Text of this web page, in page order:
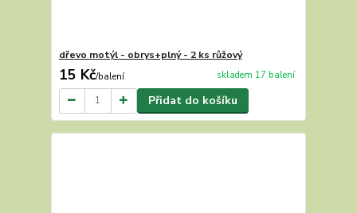
dřevo motýl - obrys+plný - 2 ks růžový
15 Kč/balení skladem 17 balení
Přidat do košíku